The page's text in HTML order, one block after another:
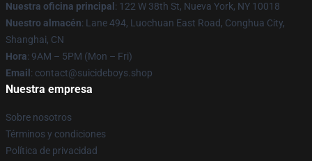
Nuestra oficina principal : 122 W 38th St, Nueva York, NY 10018
Nuestro almacén: Lane 494, Luochuan East Road, Conghua City,
Shanghai, CN
Hora: 9AM – 5PM (Mon – Fri)
Email : contact@suicideboys.shop
Nuestra empresa
Sobre nosotros
Términos y condiciones
Política de privacidad